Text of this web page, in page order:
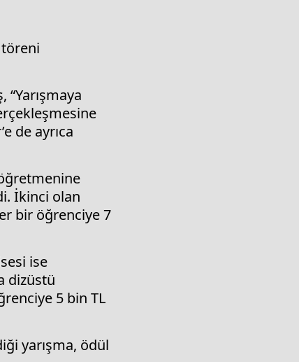
de ayrıca
İkinci olan
bir öğrenciye 7
ise
dizüstü
5 bin TL
yarışma, ödül